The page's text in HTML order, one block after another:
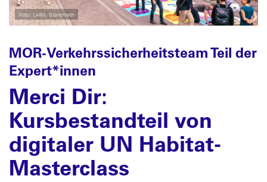
Foto: LHM, Starkmeth
MOR-Verkehrssicherheitsteam Teil der
Expert*innen
Merci Dir:
Kursbestandteil von
digitaler UN Habitat-
Masterclass